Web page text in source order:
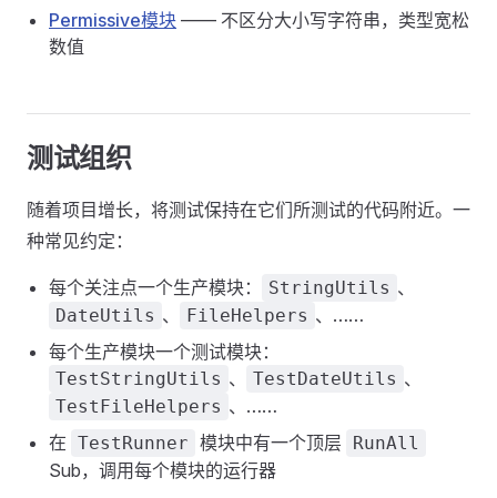
Permissive模块 —— 不区分大小写字符串，类型宽松
数值
测试组织
随着项目增长，将测试保持在它们所测试的代码附近。一
种常见约定：
每个关注点一个生产模块： StringUtils 、
DateUtils 、 FileHelpers 、……
每个生产模块一个测试模块：
TestStringUtils 、 TestDateUtils 、
TestFileHelpers 、……
在 TestRunner 模块中有一个顶层 RunAll
Sub，调用每个模块的运行器